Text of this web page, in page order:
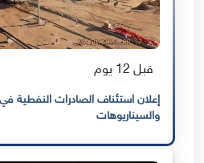
قبل 12 يوم
إعلان استئناف الصادرات النفطية
والسيناريوهات